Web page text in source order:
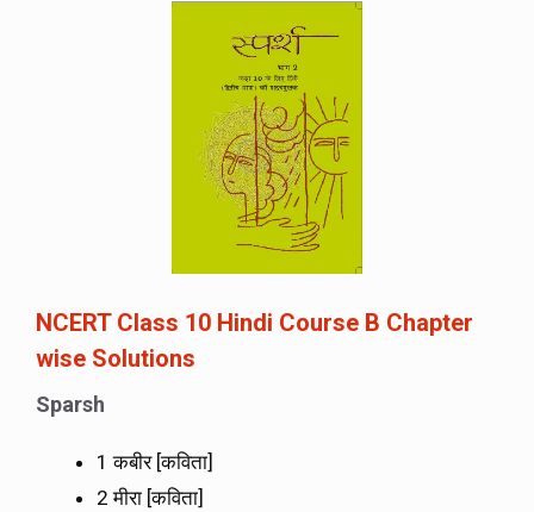
NCERT Class 10 Hindi Course B Chapter
wise Solutions
Sparsh
1 कबीर [कविता]
2 मीरा [कविता]